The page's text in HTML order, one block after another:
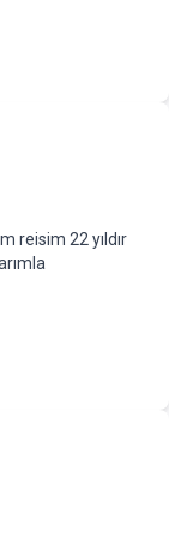
reisim 22 yıldır